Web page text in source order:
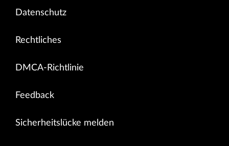
Datenschutz
Rechtliches
DMCA-Richtlinie
Feedback
Sicherheitslücke melden